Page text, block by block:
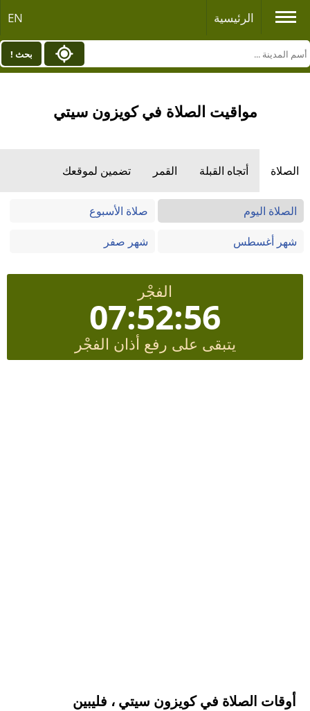
الرئيسية EN
بحث !
مواقيت الصلاة في كويزون سيتي
الصلاة أتجاه القبلة القمر تضمين لموقعك
الصلاة اليوم
صلاة الأسبوع
شهر أغسطس
شهر صفر
الفجْر
07:52:55
يتبقى على رفع أذان الفجْر
أوقات الصلاة في كويزون سيتي ، فليبين